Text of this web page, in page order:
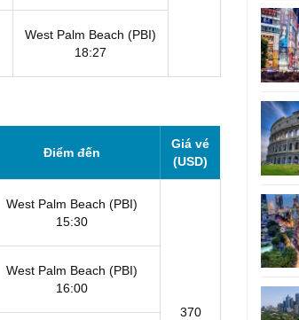
West Palm Beach (PBI)
18:27
Điểm đến
Giá vé
(USD)
West Palm Beach (PBI)
15:30
370
West Palm Beach (PBI)
16:00